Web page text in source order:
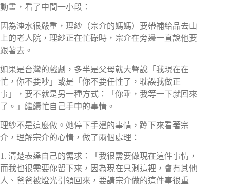
動畫，看了中間一小段：
因為淹水很嚴重，理紗（宗介的媽媽）要帶補給品去山
上的老人院，理紗正在忙碌時，宗介在旁邊一直說他要
跟著去。
如果是台灣的戲劇，多半是父母就大聲說「我現在在
忙，你不要吵」或是「你不要任性了，耽誤我做正
事」，要不就是另一種方式：「你乖，我等一下就回來
了。」繼續忙自己手中的事情。
理紗不是這麼做。她停下手邊的事情，蹲下來看著宗
介，理解宗介的心情，做了兩個處理：
1. 清楚表達自己的需求：「我很需要做現在這件事情，
而我也很需要你留下來，因為現在只剩這裡，會有其他
人、爸爸被燈光引領回來，要請宗介做的這件事很重